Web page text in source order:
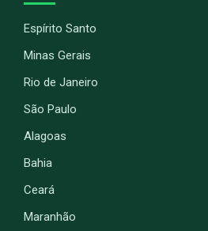
Espírito Santo
Minas Gerais
Rio de Janeiro
São Paulo
Alagoas
Bahia
Ceará
Maranhão